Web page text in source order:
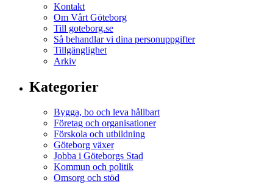
Kontakt
Om Vårt Göteborg
Till goteborg.se
Så behandlar vi dina personuppgifter
Tillgänglighet
Arkiv
Kategorier
Bygga, bo och leva hållbart
Företag och organisationer
Förskola och utbildning
Göteborg växer
Jobba i Göteborgs Stad
Kommun och politik
Omsorg och stöd